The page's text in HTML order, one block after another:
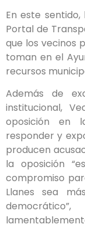
En este
Portal de
que los vecinos
toman en el
recursos
Además de
institucional,
oposición en
responder y
producen
la oposición
compromiso
Llanes sea